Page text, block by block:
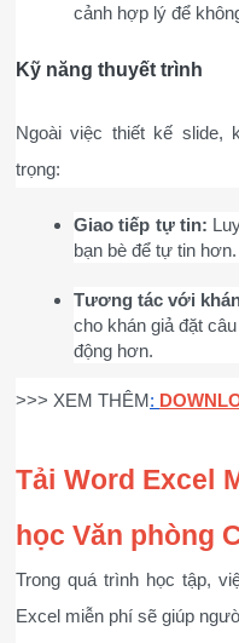
cảnh hợp lý để
Kỹ năng thuyết trình
Ngoài việc thiết kế slide,
trọng:
Giao tiếp tự tin:
bạn bè để tự tin hơn.
Tương tác với
cho khán giả đặt
động hơn.
>>> XEM THÊM:
Tải Word Excel
học Văn phòng
Trong quá trình học tập,
Excel miễn phí sẽ giúp